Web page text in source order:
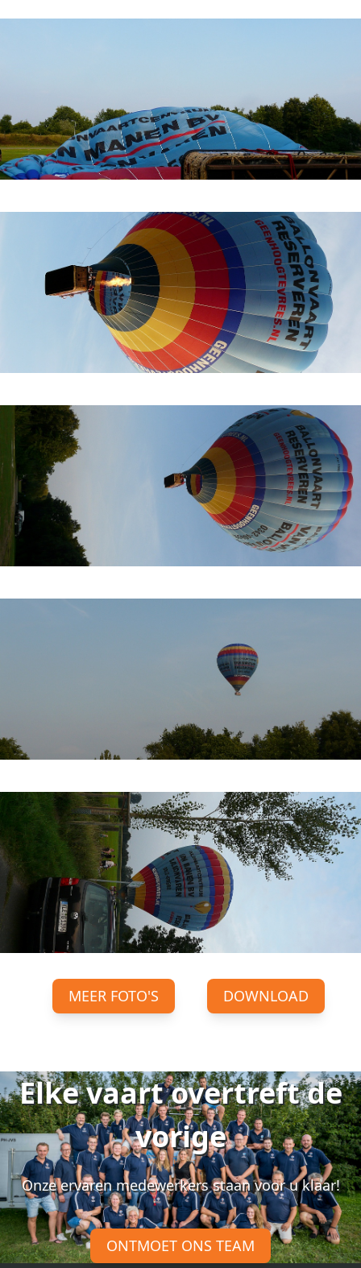
MEER FOTO'S DOWNLOAD
Elke vaart overtreft de
vorige
Onze ervaren medewerkers staan voor u klaar!
ONTMOET ONS TEAM